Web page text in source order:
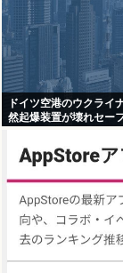
ドイツ空港のウクラ
然起爆装置が壊れセー